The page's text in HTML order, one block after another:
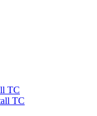
TC
TC